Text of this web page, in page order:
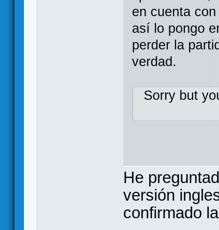
en cuenta
así lo pongo
perder la
verdad.
Sorry but
He
versión
confirmado